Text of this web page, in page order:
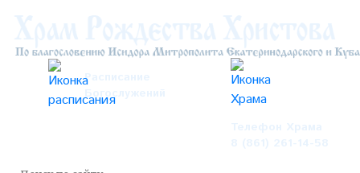
Расписание
Богослужений